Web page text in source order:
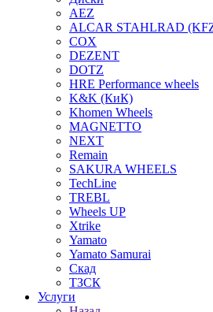
AEZ
ALCAR STAHLRAD
COX
DEZENT
DOTZ
HRE Performance wheels
K&K (КиК)
Khomen Wheels
MAGNETTO
NEXT
Remain
SAKURA WHEELS
TechLine
TREBL
Wheels UP
Xtrike
Yamato
Yamato Samurai
Скад
ТЗСК
Услуги